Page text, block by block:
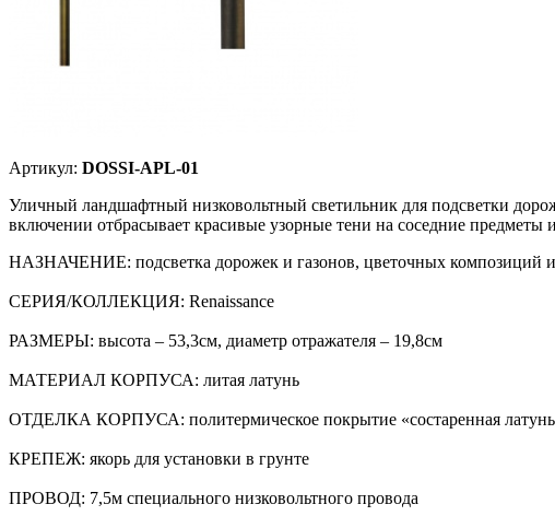
Артикул: DOSSI-APL-01
Уличный ландшафтный низковольтный светильник для подсветки
включении отбрасывает красивые узорные тени на соседние предметы
НАЗНАЧЕНИЕ: подсветка дорожек и газонов, цветочных композиций
СЕРИЯ/КОЛЛЕКЦИЯ: Renaissance
РАЗМЕРЫ: высота – 53,3см, диаметр отражателя – 19,8см
МАТЕРИАЛ КОРПУСА: литая латунь
ОТДЕЛКА КОРПУСА: политермическое покрытие «состаренная
КРЕПЕЖ: якорь для установки в грунте
ПРОВОД: 7,5м специального низковольтного провода